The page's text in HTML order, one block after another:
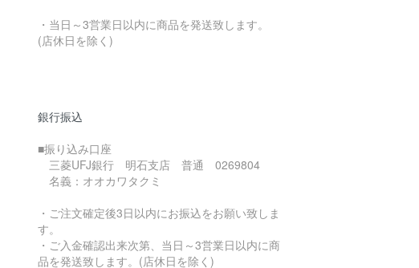
・当日～3営業日以内に商品を発送致します。
(店休日を除く)
銀行振込
■振り込み口座
三菱UFJ銀行 明石支店 普通 0269804
名義：オオカワタクミ
・ご注文確定後3日以内にお振込をお願い致しま
す。
・ご入金確認出来次第、当日～3営業日以内に商
品を発送致します。(店休日を除く)